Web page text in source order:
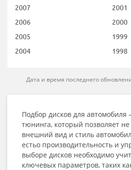
2007
2006
2005
2004
2001
2000
1999
1998
Дата и время последнего
Подбор дисков для
тюнинга, который позволяет
внешний вид и стиль
естьо производительность и
выборе дисков необходимо
ключевых параметров, таких